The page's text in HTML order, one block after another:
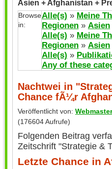
Asien + Afghanistan +
Browse
in:
Alle(s) » Meine
Regionen » Asien
Alle(s) » Meine
Regionen » Asien
Alle(s) »
Any of these
Nachtwei in
Chance fÃ¼r
Veröffentlicht von: Webmaster
(176604 Aufrufe)
Folgenden Beitrag
Zeitschrift "Strategie &
Letzte Chance in